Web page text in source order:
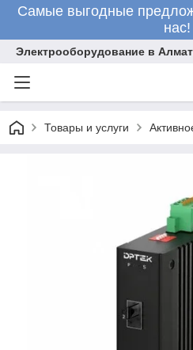
Самые выгодные
нас!
Электрооборудование в
Товары и услуги